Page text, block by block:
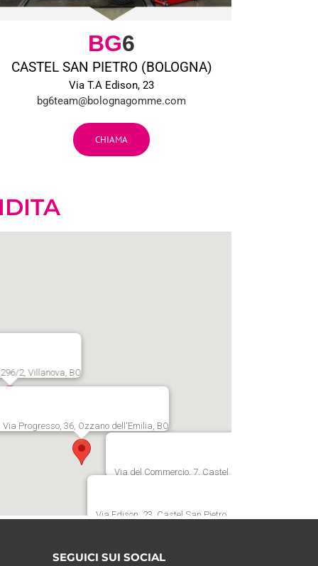
BG6
CASTEL SAN PIETRO (BOLOGNA)
Via T.A Edison, 23
bg6team@bolognagomme.com
CHIAMA
2, Villanova, BO
Via Progresso, 36, Ozzano dell'Emilia, BO
Via del Commercio, 7, Castel Guelfo, BO
Via Edison, 23, Castel San Pietro, BO
SEGUICI SUI SOCIAL